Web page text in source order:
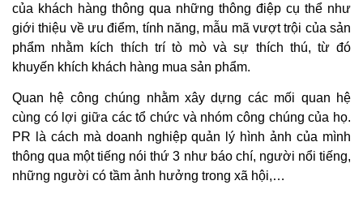
của khách hàng thông qua những thông điệp cụ thể như
giới thiệu về ưu điểm, tính năng, mẫu mã vượt trội của sản
phẩm nhằm kích thích trí tò mò và sự thích thú, từ đó
khuyến khích khách hàng mua sản phẩm.
Quan hệ công chúng nhằm xây dựng các mối quan hệ
cùng có lợi giữa các tổ chức và nhóm công chúng của họ.
PR là cách mà doanh nghiệp quản lý hình ảnh của mình
thông qua một tiếng nói thứ 3 như báo chí, người nổi tiếng,
những người có tầm ảnh hưởng trong xã hội,…